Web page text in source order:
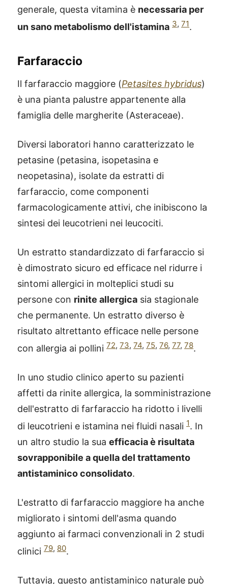
generale, questa vitamina è necessaria per
un sano metabolismo dell'istamina 3, 71.
Farfaraccio
Il farfaraccio maggiore (Petasites hybridus)
è una pianta palustre appartenente alla
famiglia delle margherite (Asteraceae).
Diversi laboratori hanno caratterizzato le
petasine (petasina, isopetasina e
neopetasina), isolate da estratti di
farfaraccio, come componenti
farmacologicamente attivi, che inibiscono la
sintesi dei leucotrieni nei leucociti.
Un estratto standardizzato di farfaraccio si
è dimostrato sicuro ed efficace nel ridurre i
sintomi allergici in molteplici studi su
persone con rinite allergica sia stagionale
che permanente. Un estratto diverso è
risultato altrettanto efficace nelle persone
con allergia ai pollini 72, 73, 74, 75, 76, 77, 78.
In uno studio clinico aperto su pazienti
affetti da rinite allergica, la somministrazione
dell'estratto di farfaraccio ha ridotto i livelli
di leucotrieni e istamina nei fluidi nasali 1. In
un altro studio la sua efficacia è risultata
sovrapponibile a quella del trattamento
antistaminico consolidato.
L'estratto di farfaraccio maggiore ha anche
migliorato i sintomi dell'asma quando
aggiunto ai farmaci convenzionali in 2 studi
clinici 79, 80.
Tuttavia, questo antistaminico naturale può
X115 ®